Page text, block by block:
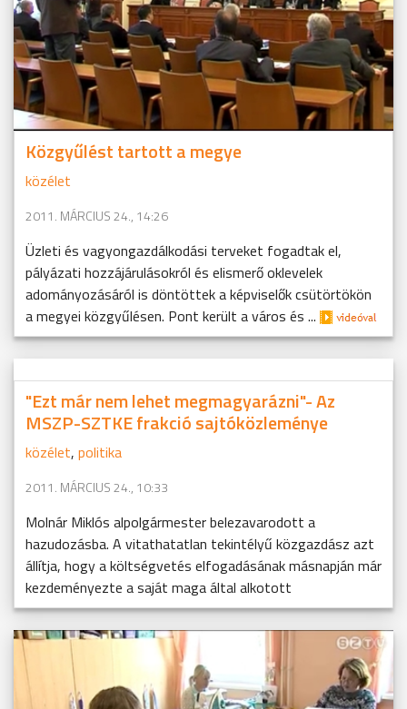
Közgyűlést tartott a megye
közélet
2011. MÁRCIUS 24., 14:26
Üzleti és vagyongazdálkodási terveket fogadtak el,
pályázati hozzájárulásokról és elismerő oklevelek
adományozásáról is döntöttek a képviselők csütörtökön
a megyei közgyűlésen. Pont került a város és ...
"Ezt már nem lehet megmagyarázni"- Az
MSZP-SZTKE frakció sajtóközleménye
közélet, politika
2011. MÁRCIUS 24., 10:33
Molnár Miklós alpolgármester belezavarodott a
hazudozásba. A vitathatatlan tekintélyű közgazdász azt
állítja, hogy a költségvetés elfogadásának másnapján már
kezdeményezte a saját maga által alkotott